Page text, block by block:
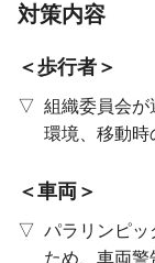
対策内容
歩行者
組織委員会が
環境、移動時
車両
パラリンピッ
ため、車両